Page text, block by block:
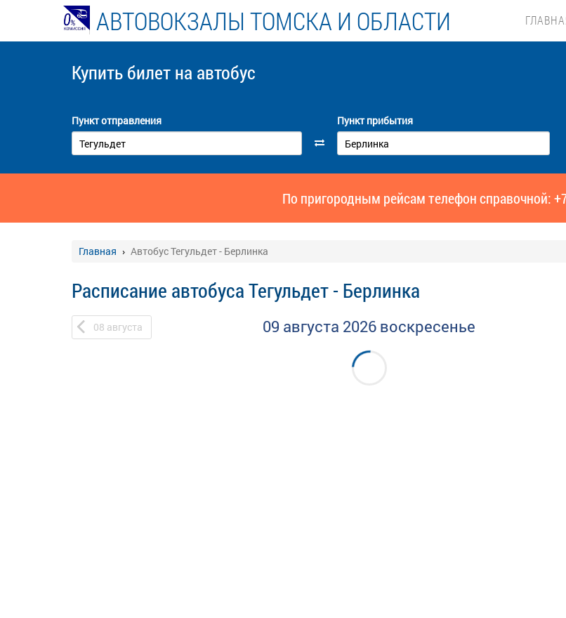
АВТОВОКЗАЛЫ ТОМСКА И ОБЛАСТИ
Купить билет на автобус
Пункт отправления Пункт прибытия
По пригородным рейсам телефон справочной:
Главная Автобус Тегульдет - Берлинка
Расписание автобуса Тегульдет - Берлинка
08 августа 09 августа 2026 воскресенье